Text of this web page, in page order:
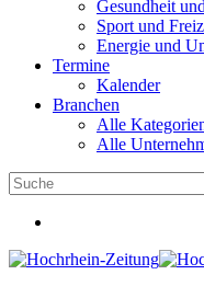
Gesundheit
Sport und
Energie und
Termine
Kalender
Branchen
Alle
Alle